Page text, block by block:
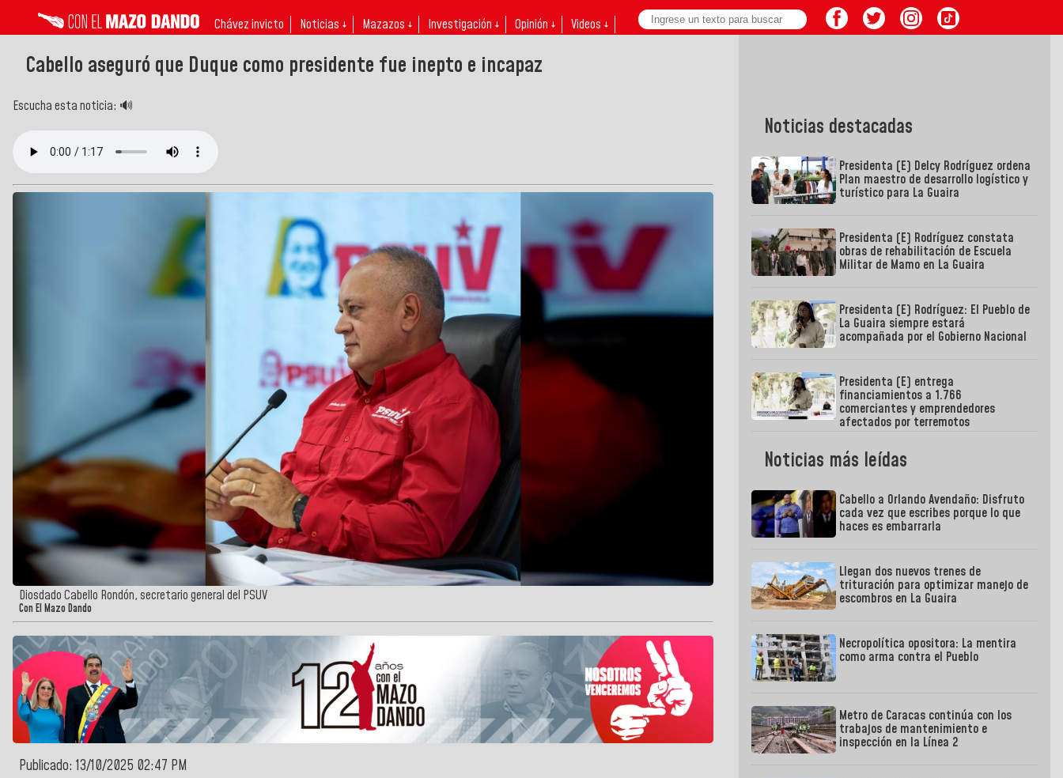
Chávez invicto Noticias ↓ Mazazos ↓ Investigación ↓ Opinión ↓ Videos ↓
Cabello aseguró que Duque como presidente fue inepto e incapaz
Escucha esta noticia: 🔊
Diosdado Cabello Rondón, secretario general del PSUV
Con El Mazo Dando
Publicado: 13/10/2025 02:47 PM
Noticias destacadas
Presidenta (E) Delcy Rodríguez ordena
Plan maestro de desarrollo logístico y
turístico para La Guaira
Presidenta (E) Rodríguez constata
obras de rehabilitación de Escuela
Militar de Mamo en La Guaira
Presidenta (E) Rodríguez: El Pueblo de
La Guaira siempre estará
acompañada por el Gobierno Nacional
Presidenta (E) entrega
financiamientos a 1.766
comerciantes y emprendedores
afectados por terremotos
Noticias más leídas
Cabello a Orlando Avendaño: Disfruto
cada vez que escribes porque lo que
haces es embarrarla
Llegan dos nuevos trenes de
trituración para optimizar manejo de
escombros en La Guaira
Necropolítica opositora: La mentira
como arma contra el Pueblo
Metro de Caracas continúa con los
trabajos de mantenimiento e
inspección en la Línea 2